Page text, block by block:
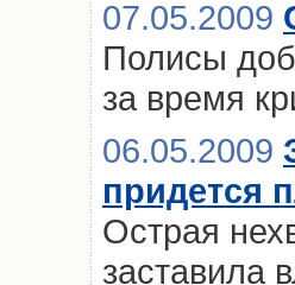
07.05.2009
Полисы
за время
06.05.2009
придется
Острая
заставила